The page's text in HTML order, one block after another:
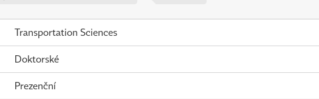
Transportation Sciences
Doktorské
Prezenční